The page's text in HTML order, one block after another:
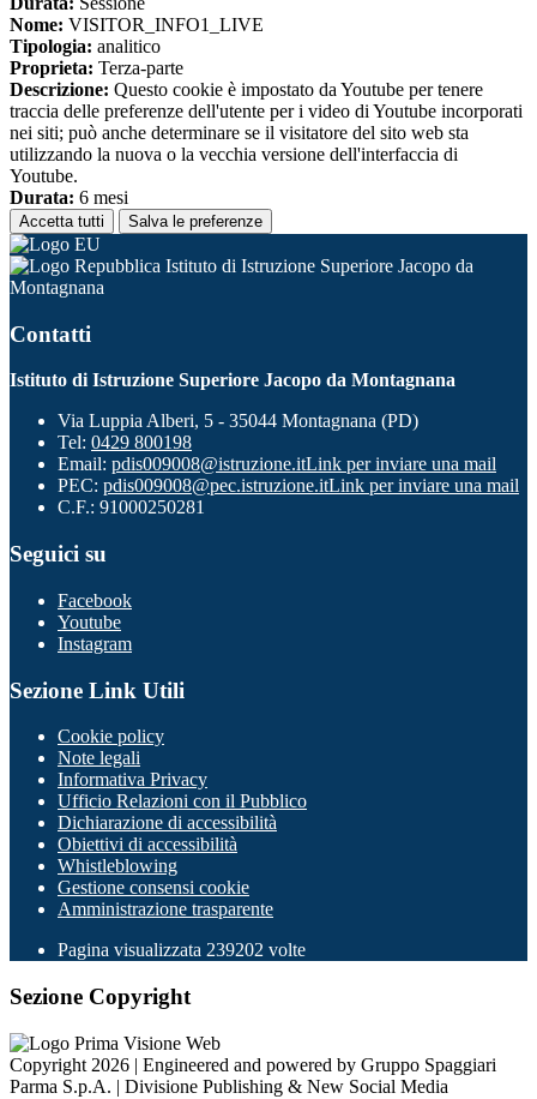
Nome: VISITOR_INFO1_LIVE
Tipologia: analitico
Proprieta: Terza-parte
Descrizione: Questo cookie è impostato da Youtube per tenere
traccia delle preferenze dell'utente per i video di Youtube incorporati
nei siti; può anche determinare se il visitatore del sito web sta
utilizzando la nuova o la vecchia versione dell'interfaccia di
Youtube.
Durata: 6 mesi
Accetta tutti Salva le preferenze
Istituto di Istruzione Superiore Jacopo da
Montagnana
Contatti
Istituto di Istruzione Superiore Jacopo da Montagnana
Via Luppia Alberi, 5 - 35044 Montagnana (PD)
Tel: 0429 800198
Email: pdis009008@istruzione.itLink per inviare una mail
PEC: pdis009008@pec.istruzione.itLink per inviare una mail
C.F.: 91000250281
Seguici su
Facebook
Youtube
Instagram
Sezione Link Utili
Cookie policy
Note legali
Informativa Privacy
Ufficio Relazioni con il Pubblico
Dichiarazione di accessibilità
Obiettivi di accessibilità
Whistleblowing
Gestione consensi cookie
Amministrazione trasparente
Pagina visualizzata 239202 volte
Sezione Copyright
Copyright 2026 | Engineered and powered by Gruppo Spaggiari
Parma S.p.A. | Divisione Publishing & New Social Media